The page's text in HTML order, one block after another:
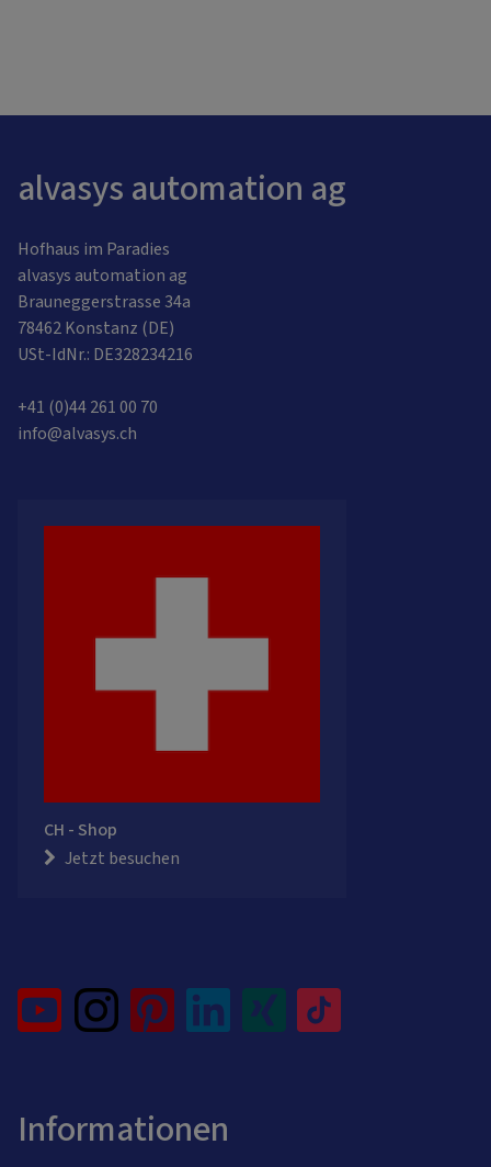
alvasys automation ag
Hofhaus im Paradies
alvasys automation ag
Brauneggerstrasse 34a
78462 Konstanz (DE)
USt-IdNr.: DE328234216
+41 (0)44 261 00 70
info@alvasys.ch
CH - Shop
Jetzt besuchen
Informationen